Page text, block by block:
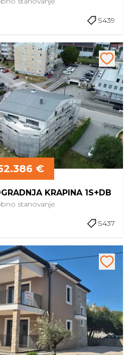
S439
€
KRAPINA 1S+DB
stanovanje
S437